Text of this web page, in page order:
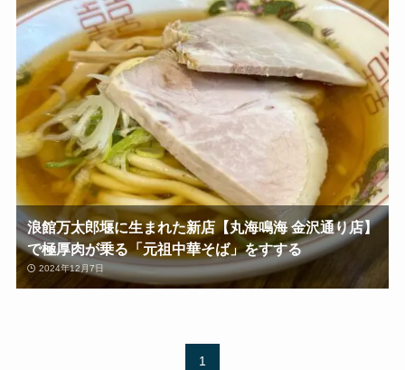
浪館万太郎堰に生まれた新店【丸海鳴海 金沢通り店】
で極厚肉が乗る「元祖中華そば」をすする
2024年12月7日
1